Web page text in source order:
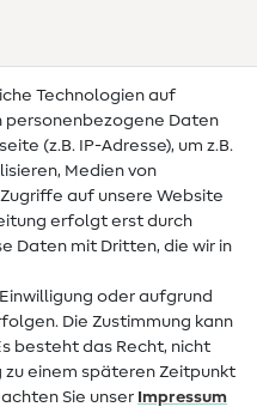
Technologien auf
personenbezogene Daten
(z.B. IP-Adresse), um z.B.
Medien von
auf unsere Website
erfolgt erst durch
Daten mit Dritten, die wir in
oder aufgrund
Die Zustimmung kann
besteht das Recht, nicht
zu einem späteren Zeitpunkt
Sie unser Impressum